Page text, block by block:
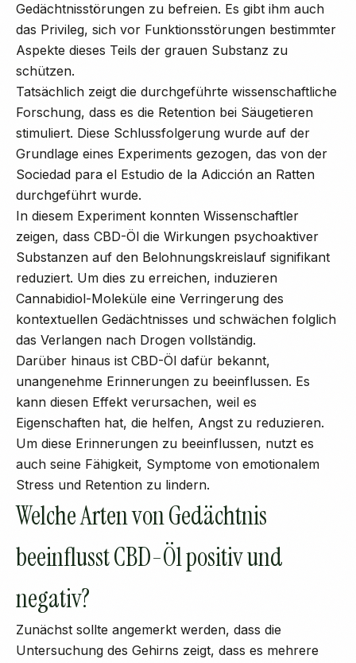
Gedächtnisstörungen zu befreien. Es gibt ihm auch
das Privileg, sich vor Funktionsstörungen bestimmter
Aspekte dieses Teils der grauen Substanz zu
schützen.
Tatsächlich zeigt die durchgeführte wissenschaftliche
Forschung, dass es die Retention bei Säugetieren
stimuliert. Diese Schlussfolgerung wurde auf der
Grundlage eines Experiments gezogen, das von der
Sociedad para el Estudio de la Adicción an Ratten
durchgeführt wurde.
In diesem Experiment konnten Wissenschaftler
zeigen, dass CBD-Öl die Wirkungen psychoaktiver
Substanzen auf den Belohnungskreislauf signifikant
reduziert. Um dies zu erreichen, induzieren
Cannabidiol-Moleküle eine Verringerung des
kontextuellen Gedächtnisses und schwächen folglich
das Verlangen nach Drogen vollständig.
Darüber hinaus ist CBD-Öl dafür bekannt,
unangenehme Erinnerungen zu beeinflussen. Es
kann diesen Effekt verursachen, weil es
Eigenschaften hat, die helfen, Angst zu reduzieren.
Um diese Erinnerungen zu beeinflussen, nutzt es
auch seine Fähigkeit, Symptome von emotionalem
Stress und Retention zu lindern.
Welche Arten von Gedächtnis
beeinflusst CBD-Öl positiv und
negativ?
Zunächst sollte angemerkt werden, dass die
Untersuchung des Gehirns zeigt, dass es mehrere